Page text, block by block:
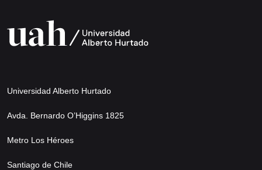
Universidad Alberto Hurtado
Avda. Bernardo O’Higgins 1825
Metro Los Héroes
Santiago de Chile